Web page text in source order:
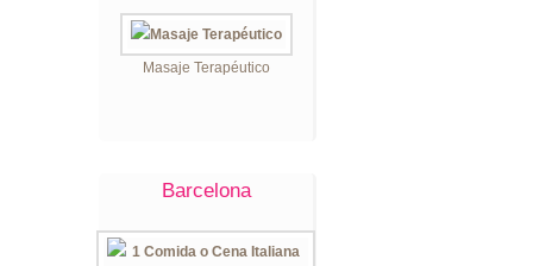
Masaje Terapéutico
Barcelona